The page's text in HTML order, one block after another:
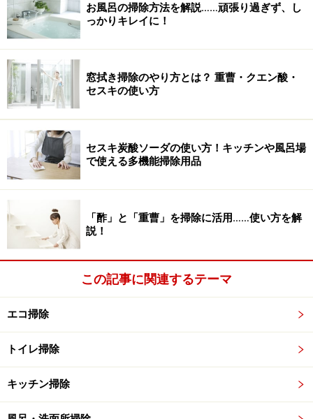
へ！
3月の住まい本『Chambres d'enfants ーパリの子供部屋
ー』はこちらへ！
2月の住まい本『楽家』はこちらへ！
1月の住まい本『ポパイインテリアブック』はこちら
へ！
※記事内容は執筆時点のものです。最新の内容をご確認くださ
い。
【編集部おすすめの購入サイト】
Amazonで人気の掃除用品をチェック！
楽天市場で人気の掃除用品をチェック！
お風呂の掃除方法を解説……頑張り過ぎず、し
っかりキレイに！
窓拭き掃除のやり方とは？ 重曹・クエン酸・
セスキの使い方
セスキ炭酸ソーダの使い方！キッチンや風呂場
で使える多機能掃除用品
「酢」と「重曹」を掃除に活用……使い方を解
説！
この記事に関連するテーマ
エコ掃除
トイレ掃除
キッチン掃除